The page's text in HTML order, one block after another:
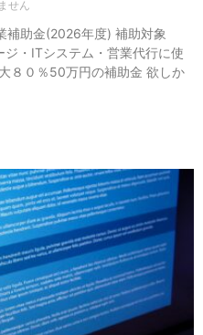
せん
補助金(2026年度) 補助対象
・ITシステム・営業代行に使
８０％50万円の補助金 欲しか